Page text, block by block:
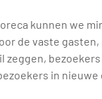
kunnen we
de vaste
zeggen,
in